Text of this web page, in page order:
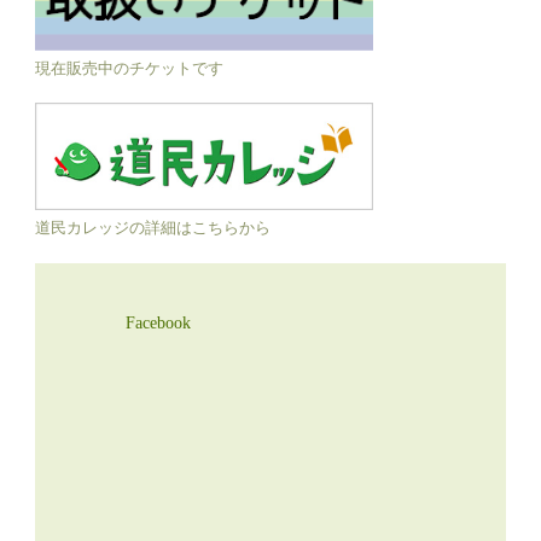
現在販売中のチケットです
道民カレッジの詳細はこちらから
Facebook